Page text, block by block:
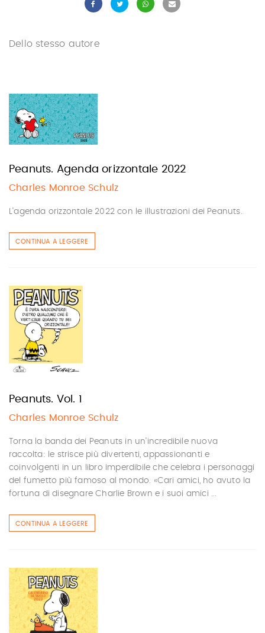
Dello stesso autore
Peanuts. Agenda orizzontale 2022
Charles Monroe Schulz
L'agenda orizzontale 2022 con le illustrazioni dei Peanuts.
CONTINUA A LEGGERE
Peanuts. Vol. 1
Charles Monroe Schulz
Torna la banda dei Peanuts in un'incredibile nuova
raccolta: le strisce più divertenti, appassionanti e
coinvolgenti in un libro imperdibile che celebra i personaggi
del fumetto più famoso al mondo. «Cari amici, ho avuto la
fortuna di disegnare Charlie Brown e i suoi amici ...
CONTINUA A LEGGERE